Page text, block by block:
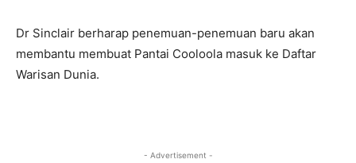
Dr Sinclair berharap penemuan-penemuan baru akan
membantu membuat Pantai Cooloola masuk ke Daftar
Warisan Dunia.
- Advertisement -